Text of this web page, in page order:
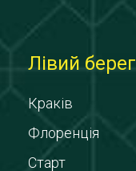
Лівий берег
Краків
Флоренція
Старт